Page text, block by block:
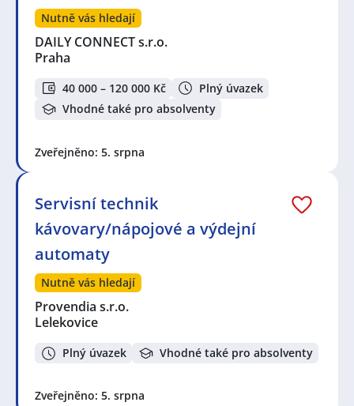
Nutně vás hledají
DAILY CONNECT s.r.o.
Praha
40 000 – 120 000 Kč
Plný úvazek
Vhodné také pro absolventy
Zveřejněno: 5. srpna
Servisní technik
kávovary/nápojové a výdejní
automaty
Nutně vás hledají
Provendia s.r.o.
Lelekovice
Plný úvazek Vhodné také pro absolventy
Zveřejněno: 5. srpna